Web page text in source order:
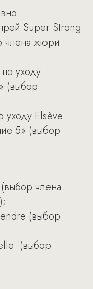
Super Strong
члена жюри
уходу
(выбор
уходу Elsève
5» (выбор
члена
(выбор
(выбор